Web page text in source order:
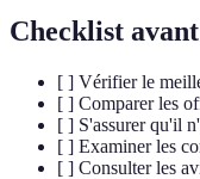
Checklist
[ ] Vérifier le
[ ] Comparer les
[ ] S'assurer qu'il
[ ] Examiner les
[ ] Consulter les